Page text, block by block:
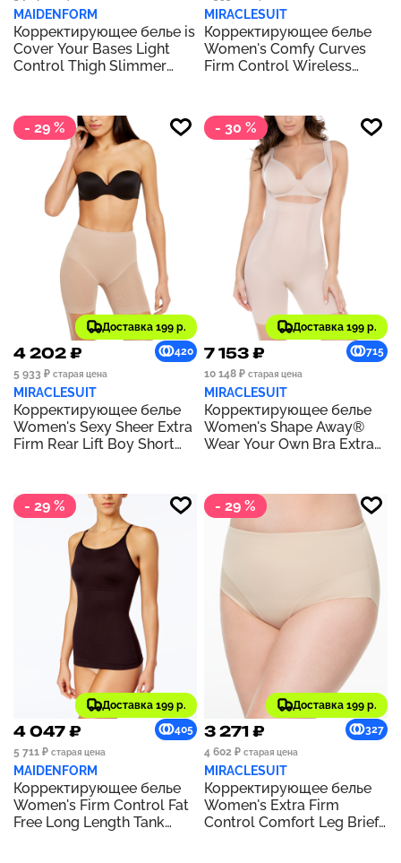
MAIDENFORM
Корректирующее белье is
Cover Your Bases Light
Control Thigh Slimmer
MIRACLESUIT
Корректирующее белье
Women's Comfy Curves
Firm Control Wireless
- 29 %
Доставка 199 р.
4 202 ₽
420
5 933 ₽ старая цена
MIRACLESUIT
Корректирующее белье
Women's Sexy Sheer Extra
Firm Rear Lift Boy Short
- 30 %
Доставка 199 р.
7 153 ₽
715
10 148 ₽ старая цена
MIRACLESUIT
Корректирующее белье
Women's Shape Away®
Wear Your Own Bra Extra
- 29 %
Доставка 199 р.
4 047 ₽
405
5 711 ₽ старая цена
MAIDENFORM
Корректирующее белье
Women's Firm Control Fat
Free Long Length Tank
- 29 %
Доставка 199 р.
3 271 ₽
327
4 602 ₽ старая цена
MIRACLESUIT
Корректирующее белье
Women's Extra Firm
Control Comfort Leg Brief